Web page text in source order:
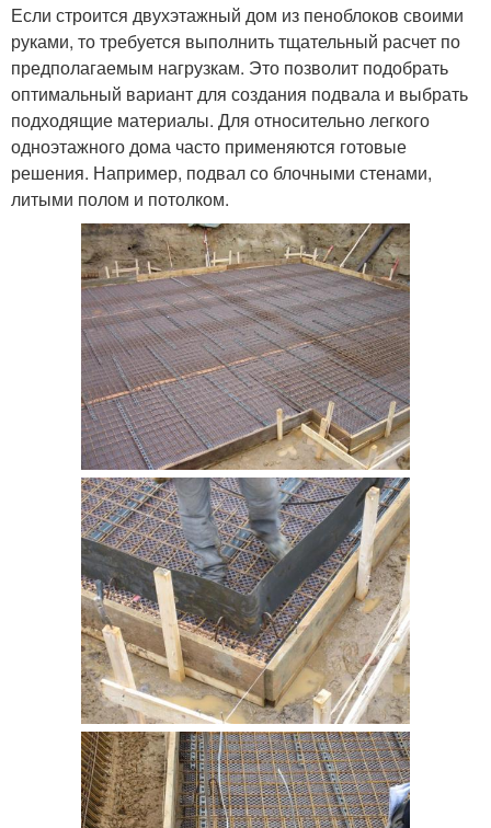
Если строится двухэтажный дом из пеноблоков своими
руками, то требуется выполнить тщательный расчет по
предполагаемым нагрузкам. Это позволит подобрать
оптимальный вариант для создания подвала и выбрать
подходящие материалы. Для относительно легкого
одноэтажного дома часто применяются готовые
решения. Например, подвал со блочными стенами,
литыми полом и потолком.